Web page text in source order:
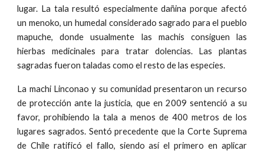
lugar. La tala resultó especialmente dañina porque afectó
un menoko, un humedal considerado sagrado para el pueblo
mapuche, donde usualmente las machis consiguen las
hierbas medicinales para tratar dolencias. Las plantas
sagradas fueron taladas como el resto de las especies.
La machi Linconao y su comunidad presentaron un recurso
de protección ante la justicia, que en 2009 sentenció a su
favor, prohibiendo la tala a menos de 400 metros de los
lugares sagrados. Sentó precedente que la Corte Suprema
de Chile ratificó el fallo, siendo así el primero en aplicar